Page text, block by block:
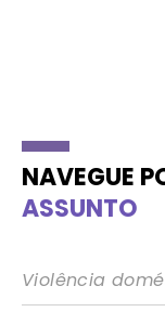
NAVEGUE
ASSUNTO
Violência